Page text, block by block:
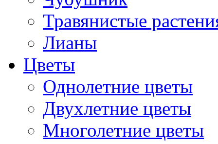
Травянистые
Лианы
Цветы
Однолетние цветы
Двухлетние цветы
Многолетние цветы